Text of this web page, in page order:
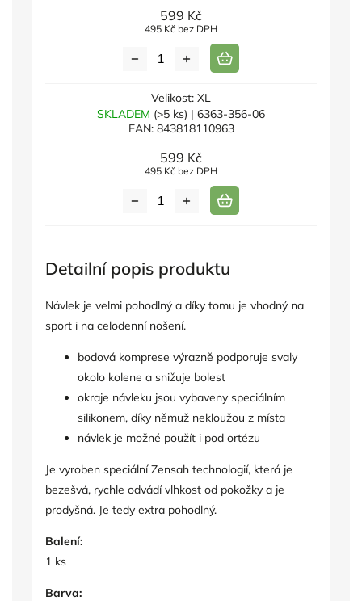
599 Kč
495 Kč bez DPH
Velikost: XL
SKLADEM (>5 ks) | 6363-356-06
EAN: 843818110963
599 Kč
495 Kč bez DPH
Detailní popis produktu
Návlek je velmi pohodlný a díky tomu je vhodný na
sport i na celodenní nošení.
bodová komprese výrazně podporuje svaly
okolo kolene a snižuje bolest
okraje návleku jsou vybaveny speciálním
silikonem, díky němuž nekloužou z místa
návlek je možné použít i pod ortézu
Je vyroben speciální Zensah technologií, která je
bezešvá, rychle odvádí vlhkost od pokožky a je
prodyšná. Je tedy extra pohodlný.
Balení:
1 ks
Barva: